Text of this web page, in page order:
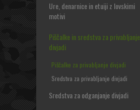
Ure, denarnice in etuiji z lovskimi
motivi
Piščalke in sredstva za privabljanje
divjadi
Piščalke za privabljanje divjadi
Sredstva za privabljanje divjadi
Sredstva za odganjanje divjadi